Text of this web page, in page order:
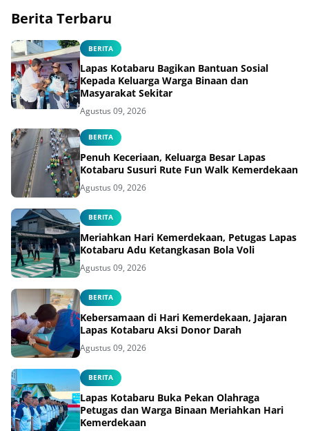
Berita Terbaru
BERITA
Lapas Kotabaru Bagikan Bantuan Sosial
Kepada Keluarga Warga Binaan dan
Masyarakat Sekitar
Agustus 09, 2026
BERITA
Penuh Keceriaan, Keluarga Besar Lapas
Kotabaru Susuri Rute Fun Walk Kemerdekaan
Agustus 09, 2026
BERITA
Meriahkan Hari Kemerdekaan, Petugas Lapas
Kotabaru Adu Ketangkasan Bola Voli
Agustus 09, 2026
BERITA
Kebersamaan di Hari Kemerdekaan, Jajaran
Lapas Kotabaru Aksi Donor Darah
Agustus 09, 2026
BERITA
Lapas Kotabaru Buka Pekan Olahraga
Petugas dan Warga Binaan Meriahkan Hari
Kemerdekaan